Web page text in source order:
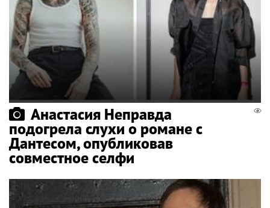
Анастасия Неправда
подогрела слухи о романе с
Дантесом, опубликовав
совместное селфи